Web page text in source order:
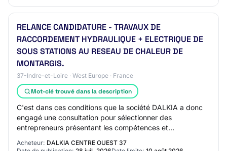
RELANCE CANDIDATURE - TRAVAUX DE
RACCORDEMENT HYDRAULIQUE + ELECTRIQUE DE
SOUS STATIONS AU RESEAU DE CHALEUR DE
MONTARGIS.
37-Indre-et-Loire · West Europe · France
Mot-clé trouvé dans la description
C'est dans ces conditions que la société DALKIA a donc
engagé une consultation pour sélectionner des
entrepreneurs présentant les compétences et
Acheteur: DALKIA CENTRE OUEST 37